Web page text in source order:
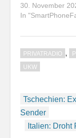
30. November
In
PRIVATRADIO ,
UKW
Tschechien:
Sender
Italien: